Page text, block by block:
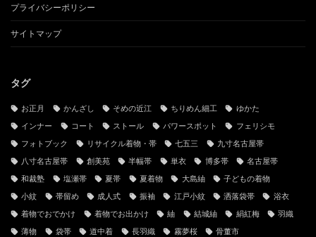
お問い合わせ
古物営業法に基づく表記
プライバシーポリシー
サイトマップ